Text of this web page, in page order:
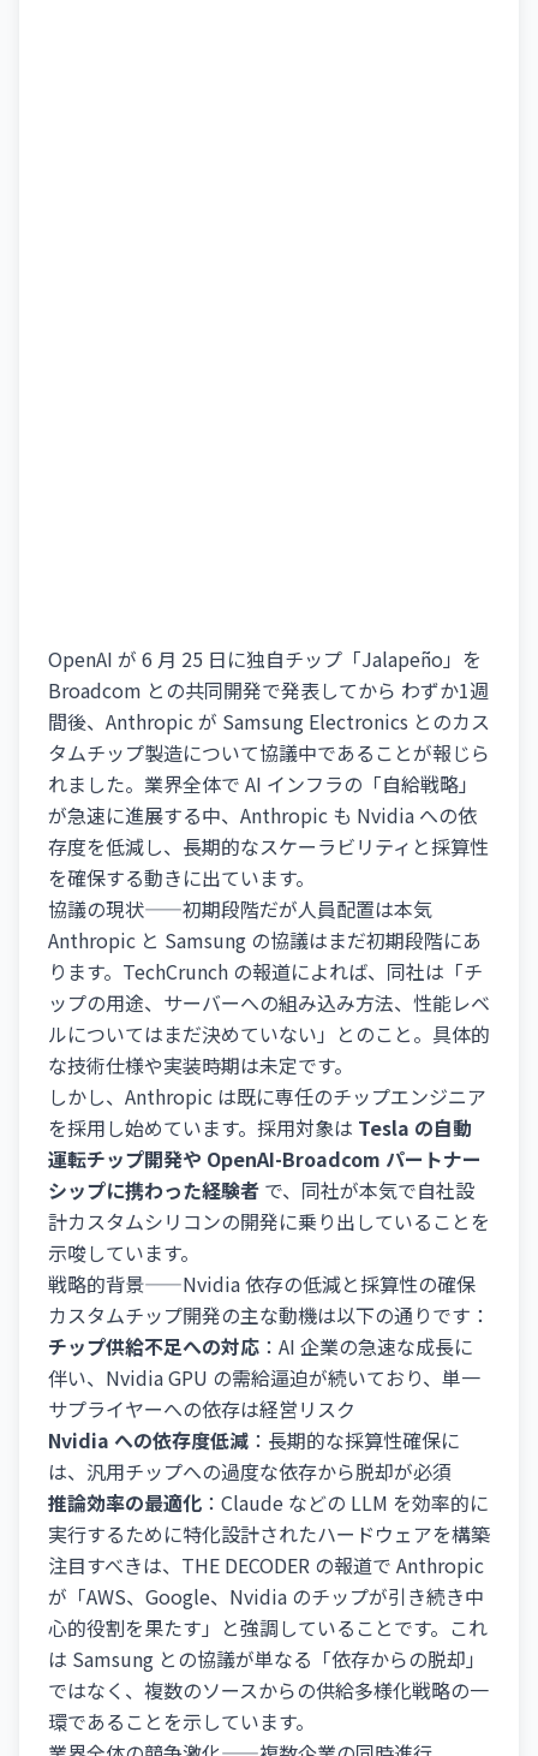
OpenAI が 6 月 25 日に独自チップ「Jalapeño」を
Broadcom との共同開発で発表してから わずか1週
間後、Anthropic が Samsung Electronics とのカス
タムチップ製造について協議中であることが報じら
れました。業界全体で AI インフラの「自給戦略」
が急速に進展する中、Anthropic も Nvidia への依
存度を低減し、長期的なスケーラビリティと採算性
を確保する動きに出ています。
協議の現状——初期段階だが人員配置は本気
Anthropic と Samsung の協議はまだ初期段階にあ
ります。TechCrunch の報道によれば、同社は「チ
ップの用途、サーバーへの組み込み方法、性能レベ
ルについてはまだ決めていない」とのこと。具体的
な技術仕様や実装時期は未定です。
しかし、Anthropic は既に専任のチップエンジニア
を採用し始めています。採用対象は Tesla の自動
運転チップ開発や OpenAI-Broadcom パートナー
シップに携わった経験者 で、同社が本気で自社設
計カスタムシリコンの開発に乗り出していることを
示唆しています。
戦略的背景——Nvidia 依存の低減と採算性の確保
カスタムチップ開発の主な動機は以下の通りです：
チップ供給不足への対応 ：AI 企業の急速な成長に
伴い、Nvidia GPU の需給逼迫が続いており、単一
サプライヤーへの依存は経営リスク
Nvidia への依存度低減 ：長期的な採算性確保に
は、汎用チップへの過度な依存から脱却が必須
推論効率の最適化 ：Claude などの LLM を効率的に
実行するために特化設計されたハードウェアを構築
注目すべきは、THE DECODER の報道で Anthropic
が「AWS、Google、Nvidia のチップが引き続き中
心的役割を果たす」と強調していることです。これ
は Samsung との協議が単なる「依存からの脱却」
ではなく、複数のソースからの供給多様化戦略の一
環であることを示しています。